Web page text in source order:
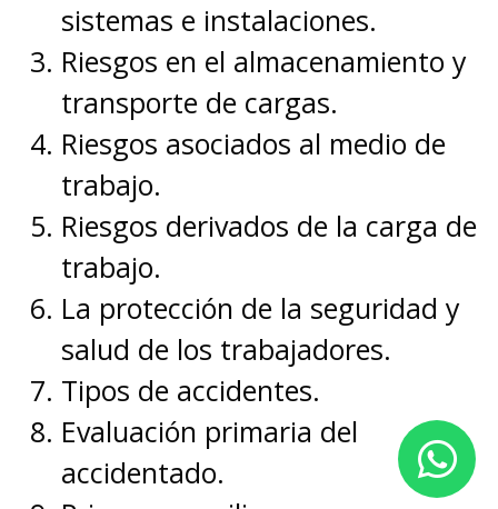
sistemas e instalaciones.
Riesgos en el almacenamiento y
transporte de cargas.
Riesgos asociados al medio de
trabajo.
Riesgos derivados de la carga de
trabajo.
La protección de la seguridad y
salud de los trabajadores.
Tipos de accidentes.
Evaluación primaria del
accidentado.